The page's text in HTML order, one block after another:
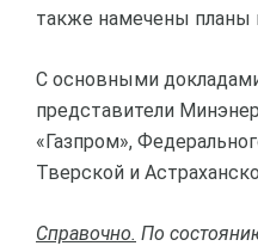
также намечены планы
С основными
представители
«Газпром»,
Тверской и
Справочно. По